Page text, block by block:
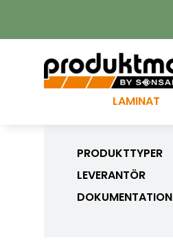
LAMINAT
PRODUKTTYPER
LEVERANTÖR
DOKUMENTATION